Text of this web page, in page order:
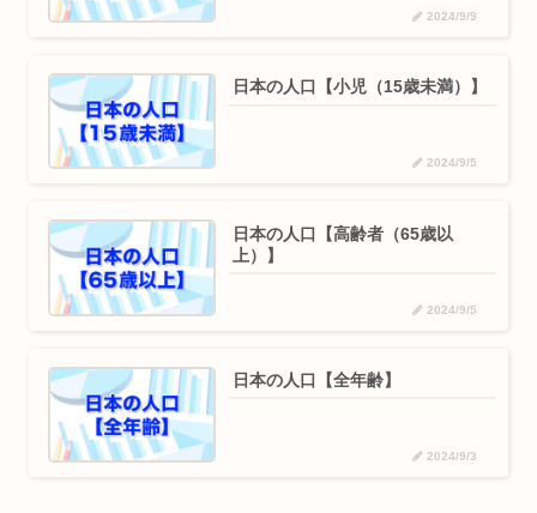
2024/9/9
日本の人口【小児（15歳未満）】
2024/9/5
日本の人口【高齢者（65歳以
上）】
2024/9/5
日本の人口【全年齢】
2024/9/3